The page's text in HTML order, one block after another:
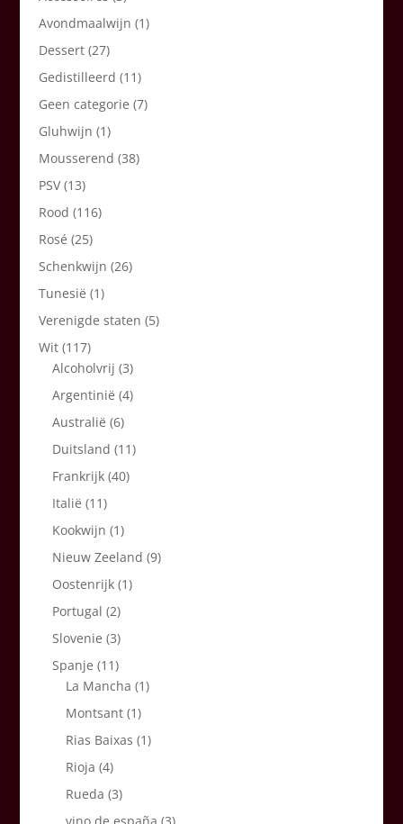
Avondmaalwijn (1)
Dessert (27)
Gedistilleerd (11)
Geen categorie (7)
Gluhwijn (1)
Mousserend (38)
PSV (13)
Rood (116)
Rosé (25)
Schenkwijn (26)
Tunesië (1)
Verenigde staten (5)
Wit (117)
Alcoholvrij (3)
Argentinië (4)
Australië (6)
Duitsland (11)
Frankrijk (40)
Italië (11)
Kookwijn (1)
Nieuw Zeeland (9)
Oostenrijk (1)
Portugal (2)
Slovenie (3)
Spanje (11)
La Mancha (1)
Montsant (1)
Rias Baixas (1)
Rioja (4)
Rueda (3)